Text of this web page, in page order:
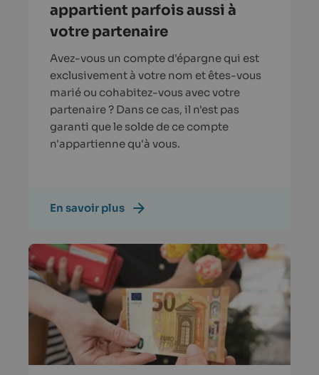
appartient parfois aussi à
votre partenaire
Avez-vous un compte d'épargne qui est
exclusivement à votre nom et êtes-vous
marié ou cohabitez-vous avec votre
partenaire ? Dans ce cas, il n'est pas
garanti que le solde de ce compte
n'appartienne qu'à vous.
En savoir plus